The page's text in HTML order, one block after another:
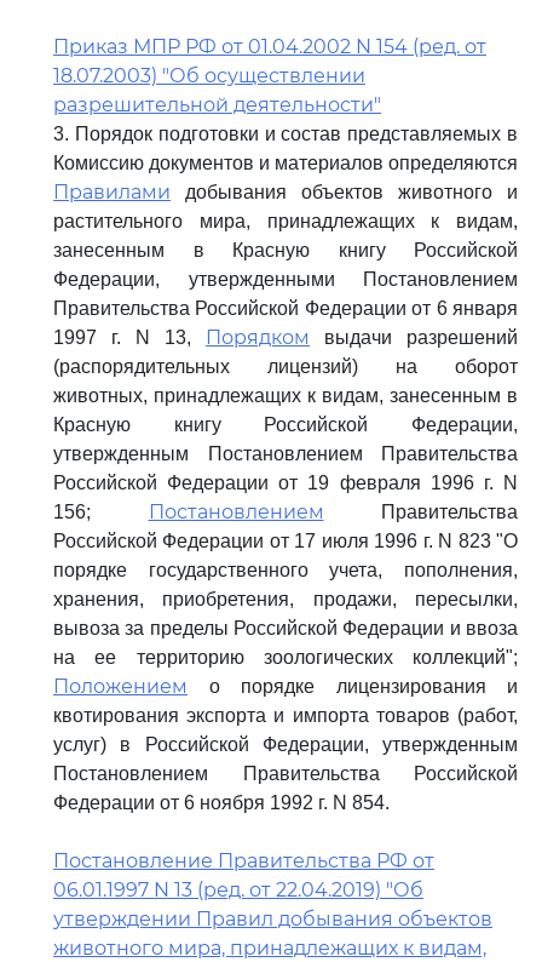
Приказ МПР РФ от 01.04.2002 N 154 (ред. от
18.07.2003) "Об осуществлении
разрешительной деятельности"
3. Порядок подготовки и состав представляемых в
Комиссию документов и материалов определяются
Правилами добывания объектов животного и
растительного мира, принадлежащих к видам,
занесенным в Красную книгу Российской
Федерации, утвержденными Постановлением
Правительства Российской Федерации от 6 января
1997 г. N 13,
Порядком
выдачи разрешений
(распорядительных лицензий) на оборот
животных, принадлежащих к видам, занесенным в
Красную книгу Российской Федерации,
утвержденным Постановлением Правительства
Российской Федерации от 19 февраля 1996 г. N
156;
Постановлением Правительства
Российской Федерации от 17 июля 1996 г. N 823 "О
порядке государственного учета, пополнения,
хранения, приобретения, продажи, пересылки,
вывоза за пределы Российской Федерации и ввоза
на ее территорию зоологических коллекций";
Положением
о порядке лицензирования и
квотирования экспорта и импорта товаров (работ,
услуг) в Российской Федерации, утвержденным
Постановлением Правительства Российской
Федерации от 6 ноября 1992 г. N 854.
Постановление Правительства РФ от
06.01.1997 N 13 (ред. от 22.04.2019) "Об
утверждении Правил добывания объектов
животного мира, принадлежащих к видам,